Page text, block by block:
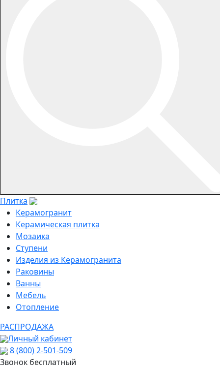
Плитка
Керамогранит
Керамическая плитка
Мозаика
Ступени
Изделия из Керамогранита
Раковины
Ванны
Мебель
Отопление
РАСПРОДАЖА
Личный кабинет
8 (800) 2-501-509
Звонок бесплатный